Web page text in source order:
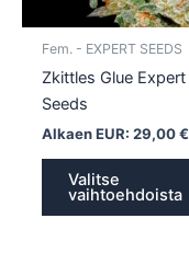
Fem. - EXPERT SEEDS
Zkittles Glue Expert
Seeds
Alkaen EUR: 29,00€
Valitse
vaihtoehdoista